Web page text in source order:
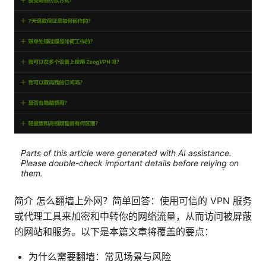
Parts of this article were generated with AI assistance.
Please double-check important details before relying on
them.
简介 怎么翻墙上外网？简单回答：使用可信的 VPN 服务
或代理工具来加密和中转你的网络流量，从而访问被屏蔽
的网站和服务。以下是本篇文章将覆盖的要点：
为什么需要翻墙：常见场景与风险